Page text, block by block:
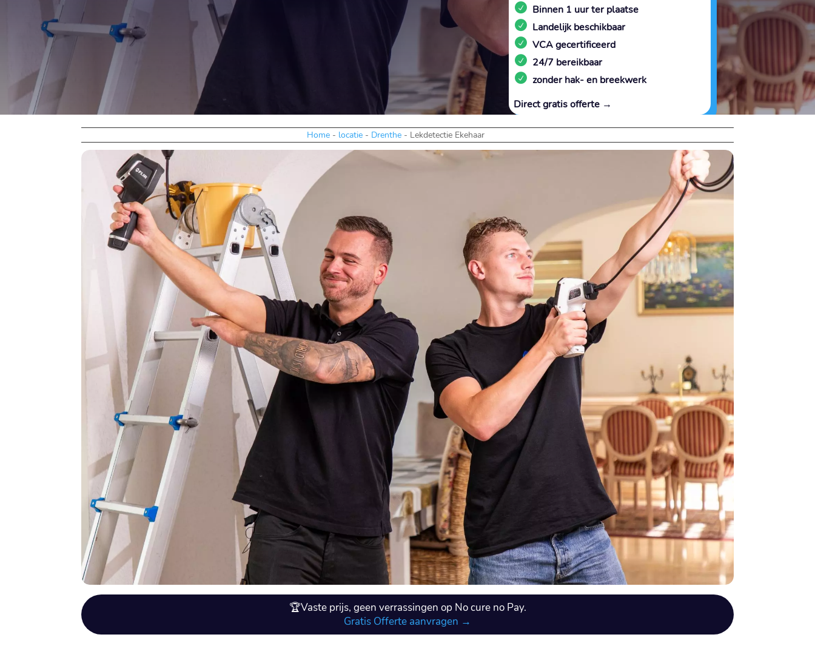
Binnen 1 uur ter plaatse
Landelijk beschikbaar
VCA gecertificeerd
24/7 bereikbaar
zonder hak- en breekwerk
Direct gratis offerte →
Home- locatie- Drenthe- Lekdetectie Ekehaar
🏆Vaste prijs, geen verrassingen op No cure no Pay.
Gratis Offerte aanvragen →